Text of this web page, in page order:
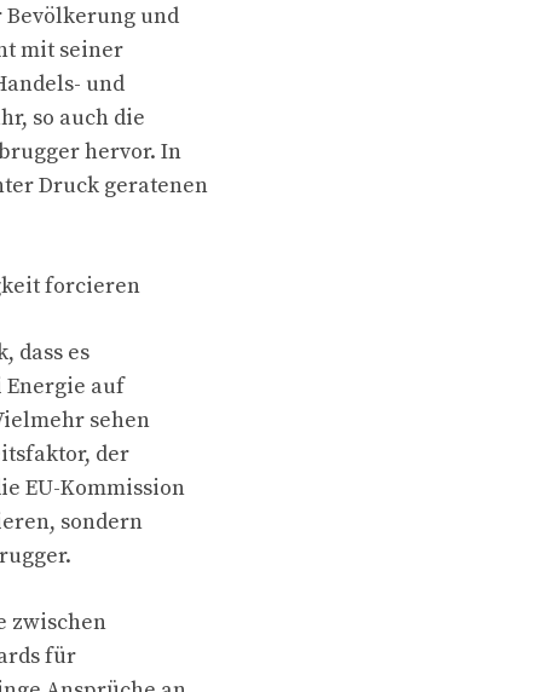
und
mit seiner
und
so auch die
hervor. In
Druck geratenen
forcieren
dass es
Energie auf
sehen
der
EU-Kommission
sondern
zwischen
für